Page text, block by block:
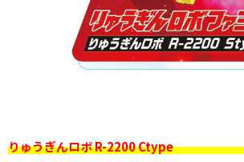
りゅうぎんロボ R-2200 Ctype